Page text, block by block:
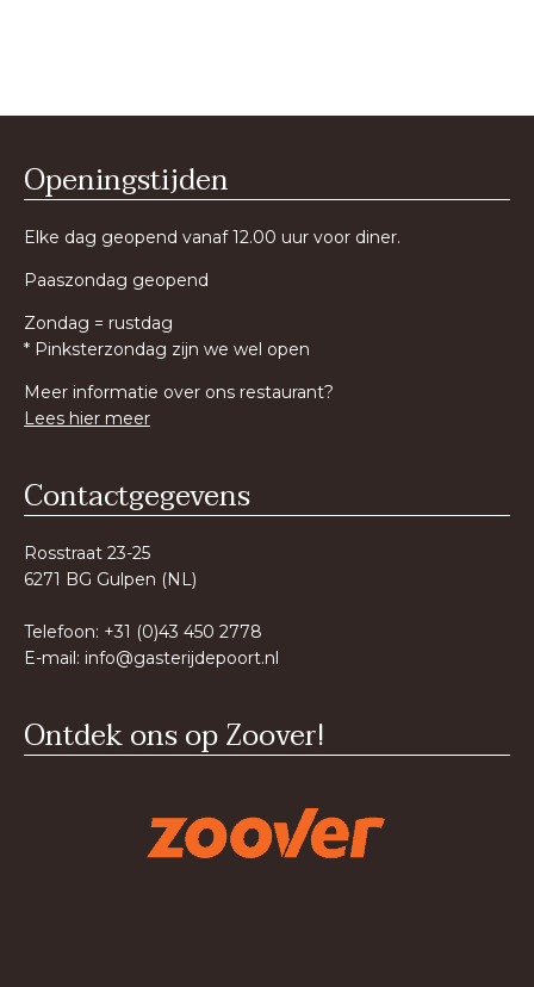
Openingstijden
Elke dag geopend vanaf 12.00 uur voor diner.
Paaszondag geopend
Zondag = rustdag
* Pinksterzondag zijn we wel open
Meer informatie over ons restaurant?
Lees hier meer
Contactgegevens
Rosstraat 23-25
6271 BG Gulpen (NL)
Telefoon: +31 (0)43 450 2778
E-mail: info@gasterijdepoort.nl
Ontdek ons op Zoover!